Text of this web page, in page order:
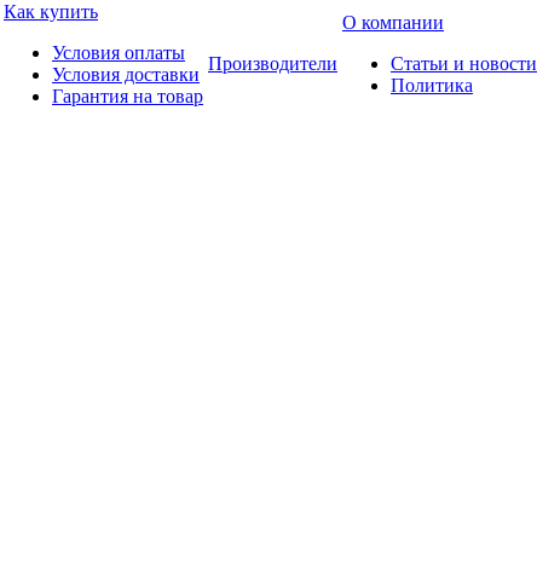
Как купить
Условия оплаты
Условия доставки
Гарантия на товар
Производители
О компании
Статьи и новости
Политика